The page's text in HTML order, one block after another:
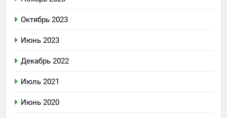
Октябрь 2023
Июнь 2023
Декабрь 2022
Июль 2021
Июнь 2020